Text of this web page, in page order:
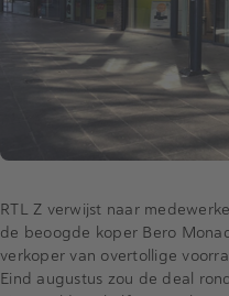
RTL Z verwijst naar
de beoogde koper Bero
verkoper van overtollige
Eind augustus zou de deal